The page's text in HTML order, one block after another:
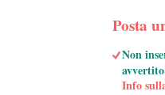
Posta
Non
Info